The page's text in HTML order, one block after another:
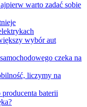
warto zadać sobie
wybór aut
czeka na
liczymy na
producenta baterii